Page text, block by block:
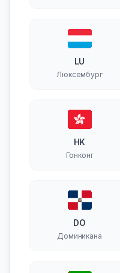
LU
Люксембург
HK
Гонконг
DO
Доминикана